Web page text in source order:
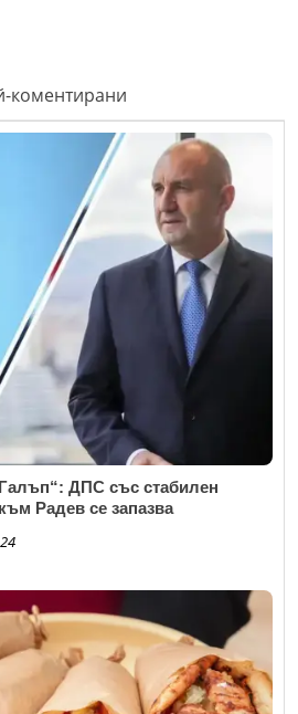
коментирани
ДПС със стабилен
Радев се запазва
24